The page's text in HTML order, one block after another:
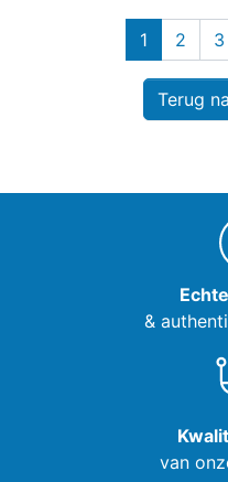
1 2 3
Terug
&
van